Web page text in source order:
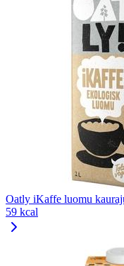
Oatly iKaffe luomu
59 kcal